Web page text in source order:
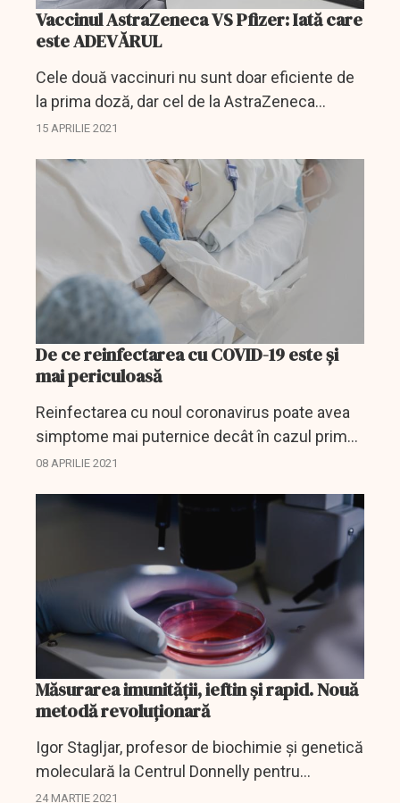
Vaccinul AstraZeneca VS Pfizer: Iată care
este ADEVĂRUL
Cele două vaccinuri nu sunt doar eficiente de
la prima doză, dar cel de la AstraZeneca
produce un răspuns imun mult mai complet la
concluzia unui...
15 APRILIE 2021
De ce reinfectarea cu COVID-19 este și
mai periculoasă
Reinfectarea cu noul coronavirus poate avea
simptome mai puternice decât în cazul primei
contagieri, notează un studiu al Fundaţiei
cercetare ştiinţifică...
08 APRILIE 2021
Măsurarea imunității, ieftin și rapid. Nouă
metodă revoluționară
Igor Stagljar, profesor de biochimie și genetică
moleculară la Centrul Donnelly pentru
Cercetări Celulare și Biomoleculare la
24 MARTIE 2021